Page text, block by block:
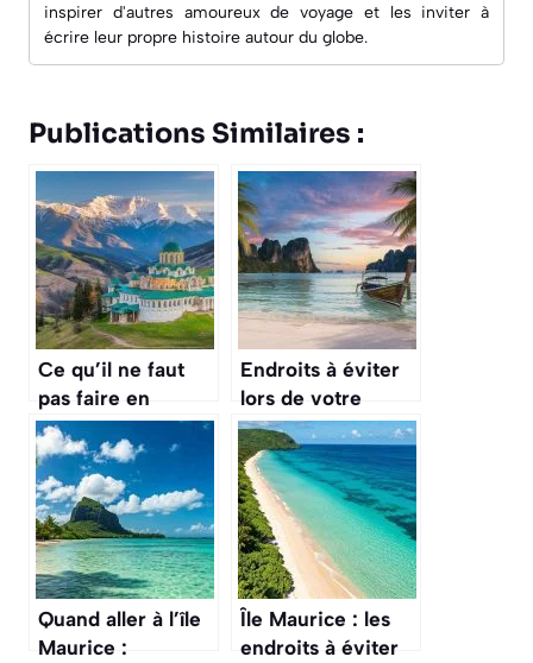
inspirer d'autres amoureux de voyage et les inviter à
écrire leur propre histoire autour du globe.
Publications Similaires :
Ce qu’il ne faut
pas faire en
Bulgarie : erreurs
à éviter
Endroits à éviter
lors de votre
voyage en
Thaïlande
Quand aller à l’île
Maurice :
Île Maurice : les
endroits à éviter